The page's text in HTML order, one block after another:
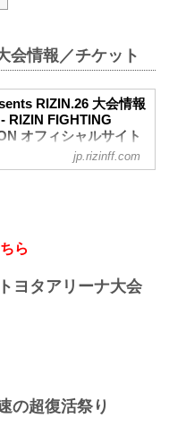
情報／チケット
RIZIN.26 大会情報
RIZIN FIGHTING
オフィシャルサイト
ベント進行によって終了
「さいたま新都心」駅か
jp.rizinff.com
ら
ヨタアリーナ大会
の超復活祭り